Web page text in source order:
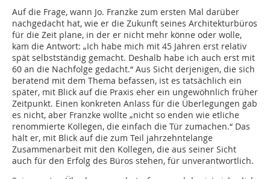
Auf die Frage, wann Jo. Franzke zum ersten Mal darüber
nachgedacht hat, wie er die Zukunft seines Architekturbüros
für die Zeit plane, in der er nicht mehr könne oder wolle,
kam die Antwort: „Ich habe mich mit 45 Jahren erst relativ
spät selbstständig gemacht. Deshalb habe ich auch erst mit
60 an die Nachfolge gedacht.“ Aus Sicht derjenigen, die sich
beratend mit dem Thema befassen, ist es tatsächlich ein
später, mit Blick auf die Praxis eher ein ungewöhnlich früher
Zeitpunkt. Einen konkreten Anlass für die Überlegungen gab
es nicht, aber Franzke wollte „nicht so enden wie etliche
renommierte Kollegen, die einfach die Tür zumachen.“ Das
hält er, mit Blick auf die zum Teil jahrzehntelange
Zusammenarbeit mit den Kollegen, die aus seiner Sicht
auch für den Erfolg des Büros stehen, für unverantwortlich.